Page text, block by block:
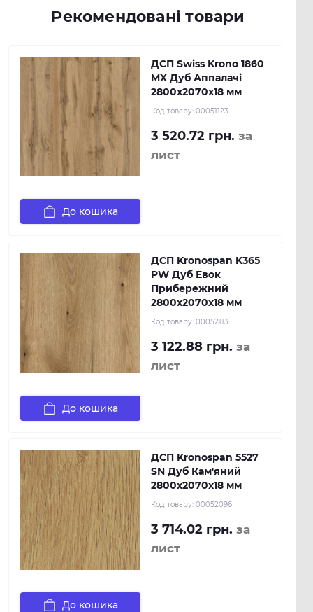
Рекомендовані товари
ДСП Swiss Krono 1860
MX Дуб Аппалачі
2800х2070х18 мм
Код товару: 00051123
3 520.72 грн. за
лист
До кошика
ДСП Kronospan K365
PW Дуб Евок
Прибережний
2800х2070х18 мм
Код товару: 00052113
3 122.88 грн. за
лист
До кошика
ДСП Kronospan 5527
SN Дуб Кам'яний
2800x2070x18 мм
Код товару: 00052096
3 714.02 грн. за
лист
До кошика